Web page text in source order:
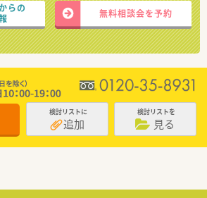
らの
無料相談会を予約
検討リストに
追加
検討リストを
見る